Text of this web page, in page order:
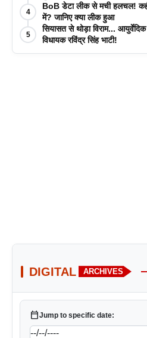
4
BoB डेटा लीक से मची हलचल!
में? जानिए क्या लीक हुआ
5
सियासत से थोड़ा विराम...
विधायक रविंद्र सिंह भाटी!
DIGITAL ARCHIVES
calendar_todayJump to specific date: